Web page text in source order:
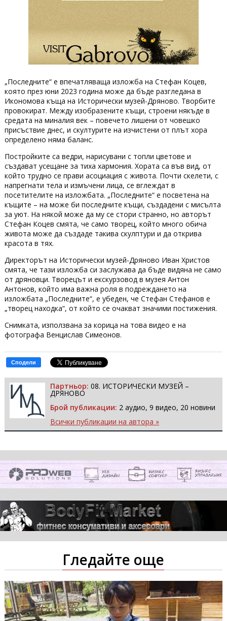
„Последните“ е впечатляваща изложба на Стефан Коцев,
която през юни 2023 година може да бъде разгледана в
Икономова къща на Исторически музей-Дряново. Творбите
провокират. Между изобразените къщи, строени някъде в
средата на миналия век – повечето лишени от човешко
присъствие днес, и скултурите на изчистени от плът хора
определено няма баланс.
Постройките са ведри, нарисувани с топли цветове и
създават усещане за тиха хармония. Хората са във вид, от
който трудно се прави асоциация с живота. Почти скелети, с
напрегнати тела и измъчени лица, се вглеждат в
посетителите на изложбата. „Последните“ е посветена на
къщите – на може би последните къщи, създадени с мисълта
за уют. На някой може да му се стори странно, но авторът
Стефан Коцев смята, че само творец, който много обича
живота може да създаде такива скулптури и да открива
красота в тях.
Директорът на Исторически музей-Дряново Иван Христов
смята, че тази изложба си заслужава да бъде видяна не само
от дряновци. Творецът и екскурзовод в музея Антон
Антонов, който има важна роля в подреждането на
изложбата „Последните“, е убеден, че Стефан Стефанов е
„творец находка“, от който се очакват значими постижения.
Снимката, използвана за корица на това видео е на
фотографа Венцислав Симеонов.
Сподели
Партньор: 08. ИСТОРИЧЕСКИ МУЗЕЙ –
ДРЯНОВО
Брой публикации: 2 аудио, 9 видео, 20 новини
Всички публикации на автора »
Гледайте още